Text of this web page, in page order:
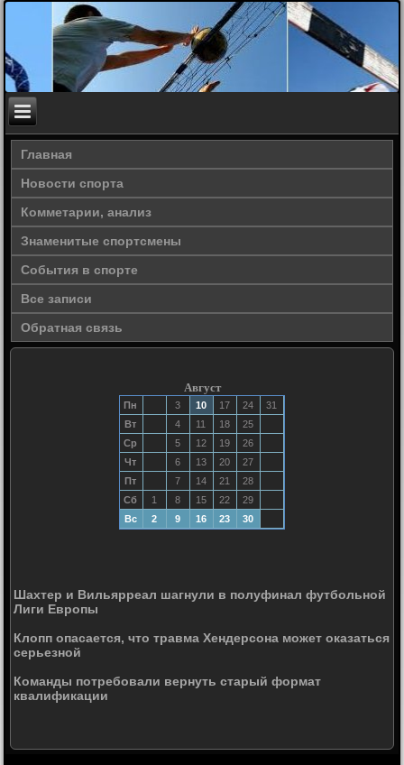
Главная
Новости спорта
Комметарии, анализ
Знаменитые спортсмены
События в спорте
Все записи
Обратная связь
Август
Пн 3 10 17 24
31
Вт
4 11 18
25
Ср
5 12 19
26
Чт
6 13 20
27
Пт
7 14 21
28
Сб
1 8 15 22
29
Вс
2 9 16 23 30
Шахтер и Вильярреал шагнули в полуфинал футбольной
Лиги Европы
Клопп опасается, что травма Хендерсона может оказаться
серьезной
Команды потребовали вернуть старый формат
квалификации